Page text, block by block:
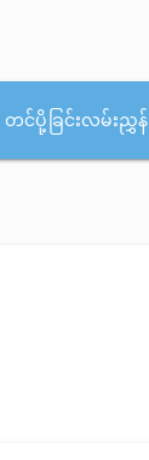
တင်ပို့ခြင်းလမ်းညွှန်